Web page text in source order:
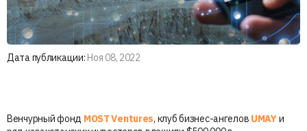
Дата публикации: Ноя 08, 2022
Венчурный фонд MOST Ventures, клуб бизнес-ангелов UMAYи